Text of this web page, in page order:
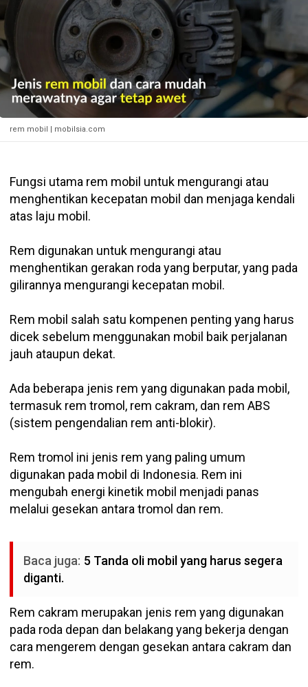
rem mobil | mobilsia.com
Fungsi utama rem mobil untuk mengurangi atau
menghentikan kecepatan mobil dan menjaga kendali
atas laju mobil.
Rem digunakan untuk mengurangi atau
menghentikan gerakan roda yang berputar, yang pada
gilirannya mengurangi kecepatan mobil.
Rem mobil salah satu kompenen penting yang harus
dicek sebelum menggunakan mobil baik perjalanan
jauh ataupun dekat.
Ada beberapa jenis rem yang digunakan pada mobil,
termasuk rem tromol, rem cakram, dan rem ABS
(sistem pengendalian rem anti-blokir).
Rem tromol ini jenis rem yang paling umum
digunakan pada mobil di Indonesia. Rem ini
mengubah energi kinetik mobil menjadi panas
melalui gesekan antara tromol dan rem.
Baca juga: 5 Tanda oli mobil yang harus segera
diganti.
Rem cakram merupakan jenis rem yang digunakan
pada roda depan dan belakang yang bekerja dengan
cara mengerem dengan gesekan antara cakram dan
rem.